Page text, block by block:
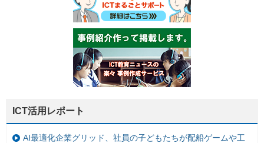
ICT活用レポート
AI最適化企業グリッド、社員の子どもたちが配船ゲームや工